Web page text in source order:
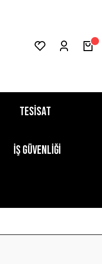
TESİSAT
İŞ GÜVENLİĞİ